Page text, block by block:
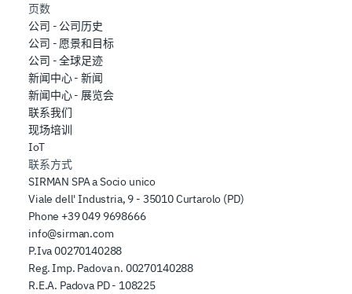
页数
公司 - 公司历史
公司 - 愿景和目标
公司 - 全球足迹
新闻中心 - 新闻
新闻中心 - 展览会
联系我们
现场培训
IoT
联系方式
SIRMAN SPA a Socio unico
Viale dell' Industria, 9 - 35010 Curtarolo (PD)
Phone +39 049 9698666
info@sirman.com
P.Iva 00270140288
Reg. Imp. Padova n. 00270140288
R.E.A. Padova PD - 108225